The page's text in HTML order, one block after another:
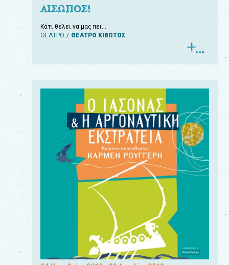
ΑΙΣΩΠΟΣ!
Κάτι θέλει να μας πει…
ΘΕΑΤΡΟ
ΘΕΑΤΡΟ ΚΙΒΩΤΟΣ